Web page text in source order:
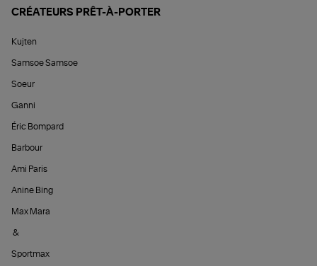
CRÉATEURS PRÊT-À-PORTER
Kujten
Samsoe Samsoe
Soeur
Ganni
Éric Bompard
Barbour
Ami Paris
Anine Bing
Max Mara
&
Sportmax